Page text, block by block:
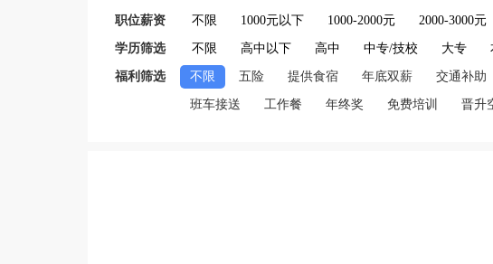
职位薪资 不限 1000元以下 1000-2000元 2000-3000元
学历筛选 不限 高中以下 高中 中专/技校 大专
福利筛选 不限 五险 提供食宿 年底双薪 交通补助
班车接送 工作餐 年终奖 免费培训 晋升